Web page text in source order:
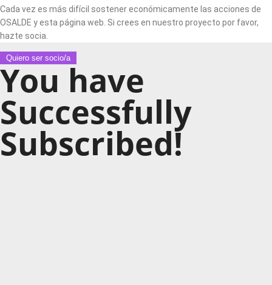
Cada vez es más difícil sostener económicamente las acciones de
OSALDE y esta página web. Si crees en nuestro proyecto por favor,
hazte socia.
Quiero ser socio/a
You have
Successfully
Subscribed!